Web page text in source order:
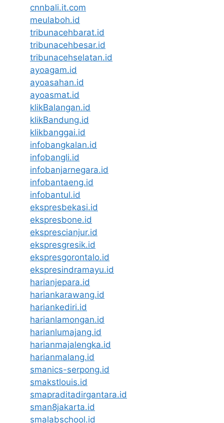
cnnbali.it.com
meulaboh.id
tribunacehbarat.id
tribunacehbesar.id
tribunacehselatan.id
ayoagam.id
ayoasahan.id
ayoasmat.id
klikBalangan.id
klikBandung.id
klikbanggai.id
infobangkalan.id
infobangli.id
infobanjarnegara.id
infobantaeng.id
infobantul.id
ekspresbekasi.id
ekspresbone.id
eksprescianjur.id
ekspresgresik.id
ekspresgorontalo.id
ekspresindramayu.id
harianjepara.id
hariankarawang.id
hariankediri.id
harianlamongan.id
harianlumajang.id
harianmajalengka.id
harianmalang.id
smanics-serpong.id
smakstlouis.id
smapraditadirgantara.id
sman8jakarta.id
smalabschool.id